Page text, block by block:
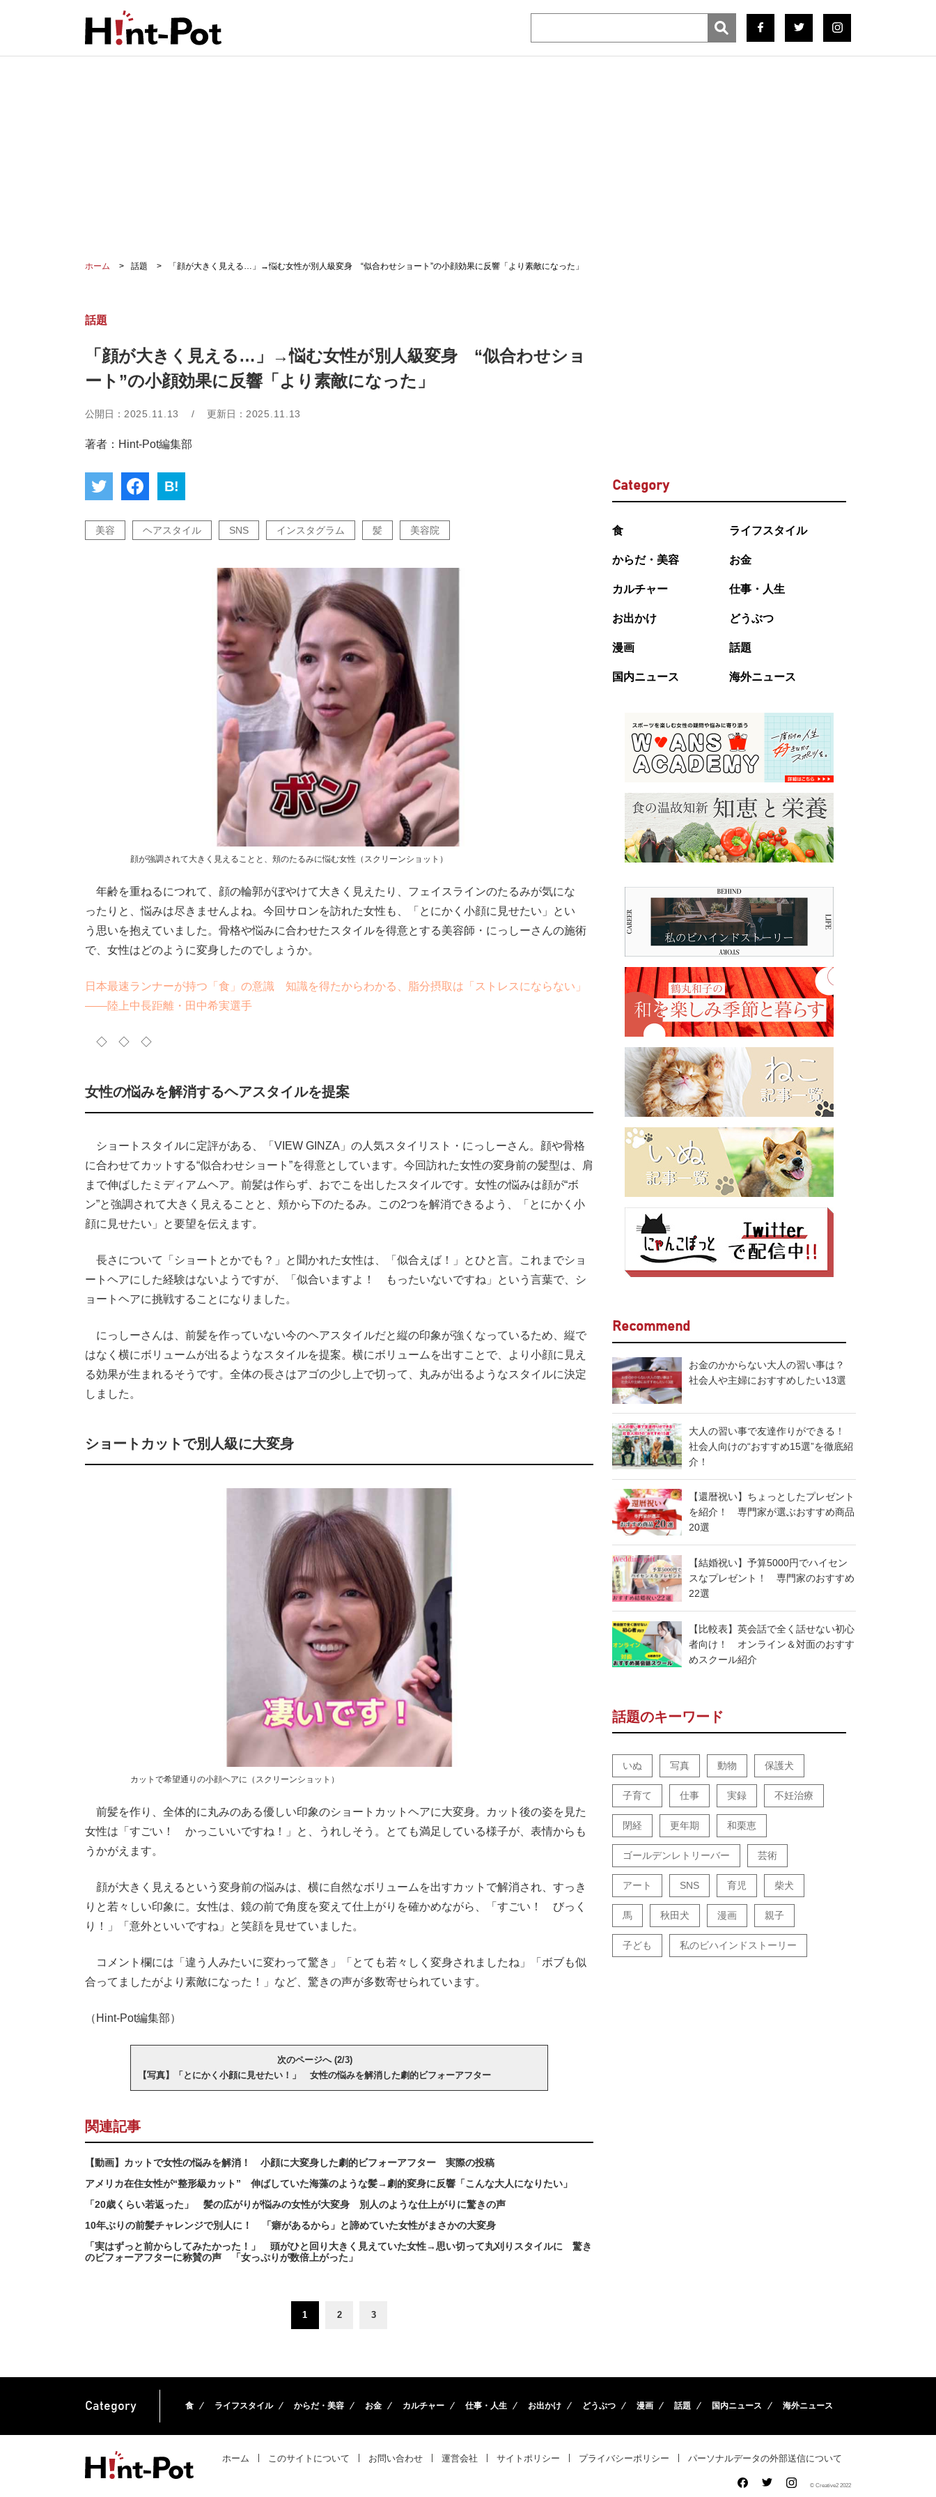
ホーム 話題 「顔が大きく見える…」→悩む女性が別人級変身 “似合わせショート”の小顔効果に反響「より素敵になった」
話題
「顔が大きく見える…」→悩む女性が別人級変身 “似合わせショ
ート”の小顔効果に反響「より素敵になった」
公開日： 2025.11.13 / 更新日： 2025.11.13
著者：Hint-Pot編集部
B!
美容 ヘアスタイル SNS インスタグラム 髪 美容院
顔が強調されて大きく見えることと、頬のたるみに悩む女性（スクリーンショット）
年齢を重ねるにつれて、顔の輪郭がぼやけて大きく見えたり、フェイスラインのたるみが気にな
ったりと、悩みは尽きませんよね。今回サロンを訪れた女性も、「とにかく小顔に見せたい」とい
う思いを抱えていました。骨格や悩みに合わせたスタイルを得意とする美容師・にっしーさんの施術
で、女性はどのように変身したのでしょうか。
日本最速ランナーが持つ「食」の意識 知識を得たからわかる、脂分摂取は「ストレスにならない」
――陸上中長距離・田中希実選手
◇ ◇ ◇
女性の悩みを解消するヘアスタイルを提案
ショートスタイルに定評がある、「VIEW GINZA」の人気スタイリスト・にっしーさん。顔や骨格
に合わせてカットする“似合わせショート”を得意としています。今回訪れた女性の変身前の髪型は、肩
まで伸ばしたミディアムヘア。前髪は作らず、おでこを出したスタイルです。女性の悩みは顔が“ボ
ン”と強調されて大きく見えることと、頬から下のたるみ。この2つを解消できるよう、「とにかく小
顔に見せたい」と要望を伝えます。
長さについて「ショートとかでも？」と聞かれた女性は、「似合えば！」とひと言。これまでショ
ートヘアにした経験はないようですが、「似合いますよ！ もったいないですね」という言葉で、シ
ョートヘアに挑戦することになりました。
にっしーさんは、前髪を作っていない今のヘアスタイルだと縦の印象が強くなっているため、縦で
はなく横にボリュームが出るようなスタイルを提案。横にボリュームを出すことで、より小顔に見え
る効果が生まれるそうです。全体の長さはアゴの少し上で切って、丸みが出るようなスタイルに決定
しました。
ショートカットで別人級に大変身
カットで希望通りの小顔ヘアに（スクリーンショット）
前髪を作り、全体的に丸みのある優しい印象のショートカットヘアに大変身。カット後の姿を見た
女性は「すごい！ かっこいいですね！」と、うれしそう。とても満足している様子が、表情からも
うかがえます。
顔が大きく見えるという変身前の悩みは、横に自然なボリュームを出すカットで解消され、すっき
りと若々しい印象に。女性は、鏡の前で角度を変えて仕上がりを確かめながら、「すごい！ びっく
り！」「意外といいですね」と笑顔を見せていました。
コメント欄には「違う人みたいに変わって驚き」「とても若々しく変身されましたね」「ボブも似
合ってましたがより素敵になった！」など、驚きの声が多数寄せられています。
（Hint-Pot編集部）
次のページへ (2/3)
【写真】「とにかく小顔に見せたい！」 女性の悩みを解消した劇的ビフォーアフター
関連記事
【動画】カットで女性の悩みを解消！ 小顔に大変身した劇的ビフォーアフター 実際の投稿
アメリカ在住女性が“整形級カット” 伸ばしていた海藻のような髪→劇的変身に反響「こんな大人になりたい」
「20歳くらい若返った」 髪の広がりが悩みの女性が大変身 別人のような仕上がりに驚きの声
10年ぶりの前髪チャレンジで別人に！ 「癖があるから」と諦めていた女性がまさかの大変身
「実はずっと前からしてみたかった！」 頭がひと回り大きく見えていた女性→思い切って丸刈りスタイルに 驚き
のビフォーアフターに称賛の声 「女っぷりが数倍上がった」
1 2 3
Category
食 ライフスタイル
からだ・美容 お金
カルチャー 仕事・人生
お出かけ どうぶつ
漫画 話題
国内ニュース 海外ニュース
Recommend
お金のかからない大人の習い事は？
社会人や主婦におすすめしたい13選
大人の習い事で友達作りができる！
社会人向けの“おすすめ15選”を徹底紹
介！
【還暦祝い】ちょっとしたプレゼント
を紹介！ 専門家が選ぶおすすめ商品
20選
【結婚祝い】予算5000円でハイセン
スなプレゼント！ 専門家のおすすめ
22選
【比較表】英会話で全く話せない初心
者向け！ オンライン＆対面のおすす
めスクール紹介
話題のキーワード
いぬ 写真 動物 保護犬
子育て 仕事 実録 不妊治療
閉経 更年期 和栗恵
ゴールデンレトリーバー 芸術
アート SNS 育児 柴犬
馬 秋田犬 漫画 親子
子ども 私のビハインドストーリー
Category 食 ライフスタイル からだ・美容 お金 カルチャー 仕事・人生 お出かけ どうぶつ 漫画 話題 国内ニュース 海外ニュース
ホーム このサイトについて お問い合わせ 運営会社 サイトポリシー プライバシーポリシー パーソナルデータの外部送信について
© Creative2 2022